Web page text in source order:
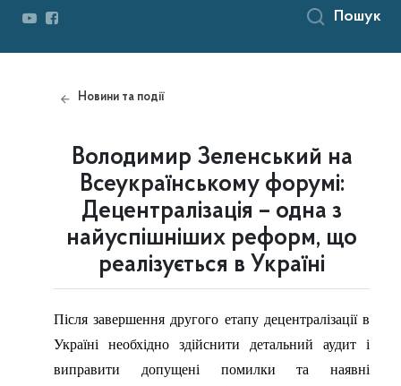
Пошук
Новини та події
Володимир Зеленський на
Всеукраїнському форумі:
Децентралізація – одна з
найуспішніших реформ, що
реалізується в Україні
Після завершення другого етапу децентралізації в
Україні необхідно здійснити детальний аудит і
виправити допущені помилки та наявні